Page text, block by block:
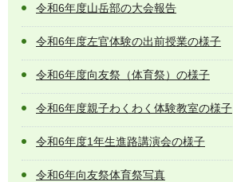
令和6年度山岳部の大会報告
令和6年度左官体験の出前授業の様子
令和6年度向友祭（体育祭）の様子
令和6年度親子わくわく体験教室の様子
令和6年度1年生進路講演会の様子
令和6年向友祭体育祭写真